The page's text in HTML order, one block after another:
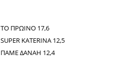
ΤΟ ΠΡΩΙΝΟ 17,6
SUPER KATERINA 12,5
ΠΑΜΕ ΔΑΝΑΗ 12,4